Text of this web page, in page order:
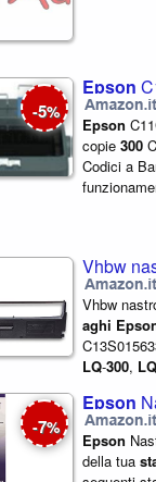
-5%
Epson
Epson
copie 300
Codici a
Vhbw
Vhbw
aghi
LQ-300, LQ
-7%
Epson
Epson
della tua